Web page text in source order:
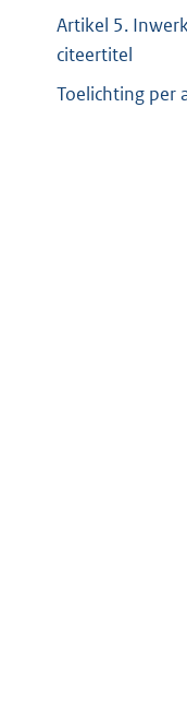
Artikel 5.
citeertitel
Toelichting per